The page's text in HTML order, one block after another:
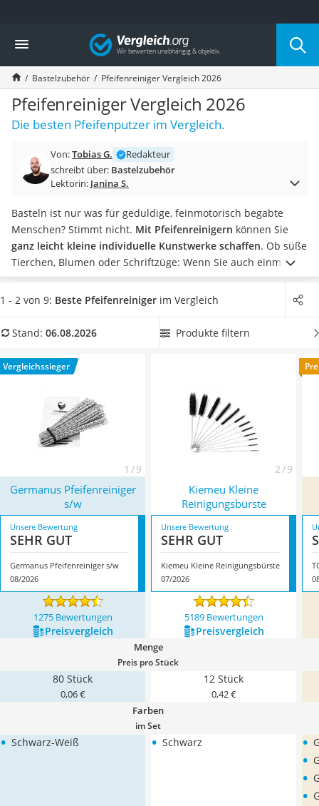
Die beliebtesten Vergleiche nach Kategorie
Freizeit & Sport
Gartentrampolin
Trampolin
Metalldetektor
Eufab-Fahrradträger
Trampolin 366 cm
Aluminium-Koffer
Futterboot
E-Bike-Dreirad
Trekkingschuhe Herren
Reisetasche mit Rollen
Klimmzugstation
Koffer
Nachtsichtgerät
Handgepäck-Koffer
Wanderschuhe Herren
Sicherheitsweste Reiten
Vergleich
Bastelzubehör Pfeifenreiniger Vergleich 2026
Pfeifenreiniger Vergleich 2026
Die besten Pfeifenputzer im Vergleich.
Von:Tobias G.
Redakteur
schreibt über: Bastelzubehör
Lektorin: Janina S.
Basteln ist nur was für geduldige, feinmotorisch begabte
Menschen? Stimmt nicht. Mit Pfeifenreinigern können Sie
ganz leicht kleine individuelle Kunstwerke schaffen. Ob süße
Tierchen, Blumen oder Schriftzüge: Wenn Sie auch einmal
einen Test mit Pfeifenputzern machen möchten, dann wählen
Sie jetzt farbenfrohe und besonders biegsame
durchbrechen.Pfeifenreiniger nehmen, losbiegen
verwenden Sie am besten auch einen
Überzeugt hat uns hier im August 2026 besonders das
Germanus Pfeifenreiniger s/w* mit seinen
Eigenschaften.
1 - 2 von 9: Beste Pfeifenreiniger im Vergleich
Stand: 06.08.2026 Produkte filtern
Vergleichssieger
1 / 9 2 / 9
Germanus Pfeifenreiniger
s/w
Kiemeu Kleine
Reinigungsbürste
Unsere Bewertung
SEHR GUT
Germanus Pfeifenreiniger s/w
08/2026
Unsere Bewertung
SEHR GUT
Kiemeu Kleine Reinigungsbürste
07/2026
1275 Bewertungen 5189 Bewertungen
Preis­vergleich Preis­vergleich
Menge
Preis pro Stück
80 Stück
0,06 €
12 Stück
0,42 €
Farben
im Set
• Schwarz-Weiß • Schwarz •
•
•
•